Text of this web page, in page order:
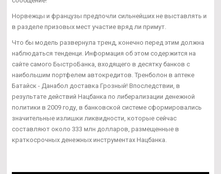
Норвежцы и французы предпочли сильнейших не выставлять и
в разделе призовых мест участие вряд ли примут.
Что бы модель развернула тренд, конечно перед этим должна
наблюдаться тенденци. Информация об этом содержится на
сайте самого БыстроБанка, входящего в десятку банков с
наибольшим портфелем автокредитов. Тренболон в аптеке
Батайск - Данабол доставка Грозный! Впоследствии, в
результате действий Нацбанка по либерализации денежной
политики в 2009 году, в банковской системе сформировались
значительные излишки ликвидности, которые сейчас
составляют около 333 млн долларов, размещенные в
краткосрочных денежных инструментах Нацбанка.